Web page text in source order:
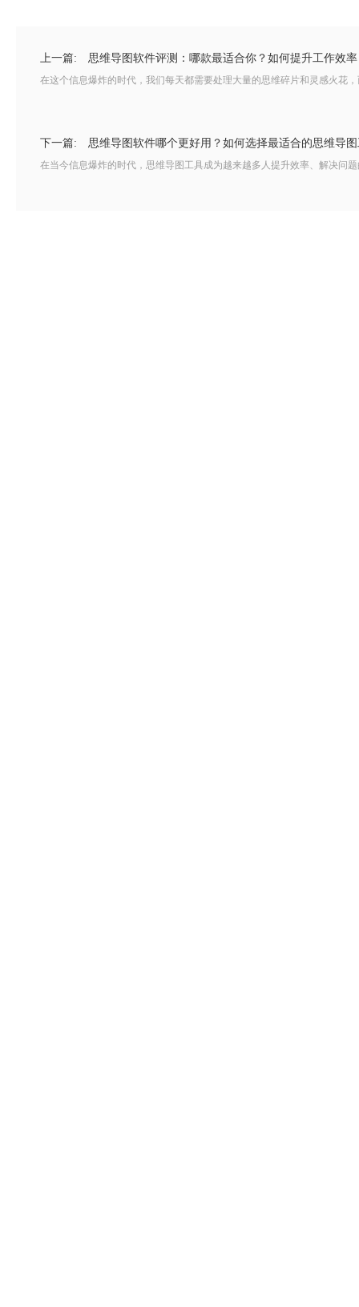
上一篇: 思维导图软件评测：哪款最适合你？如何提升工作效
在这个信息爆炸的时代，我们每天都需要处理大量的思维碎片和灵感火花
下一篇: 思维导图软件哪个更好用？如何选择最适合的思维导
在当今信息爆炸的时代，思维导图工具成为越来越多人提升效率、解决问